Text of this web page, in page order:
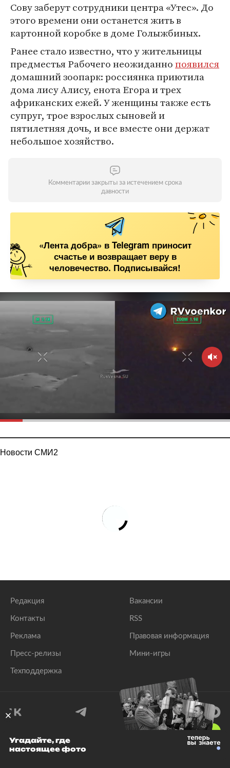
Сову заберут сотрудники центра «Утес». До
этого времени они останется жить в
картонной коробке в доме Голыжбиных.
Ранее стало известно, что у жительницы
предместья Рабочего неожиданнопоявился
домашний зоопарк: россиянка приютила
дома лису Алису, енота Егора и трех
африканских ежей. У женщины также есть
супруг, трое взрослых сыновей и
пятилетняя дочь, и все вместе они держат
небольшое хозяйство.
Комментарии закрыты за истечением срока
давности
«Лента добра» в Telegram приносит
счастье и возвращает веру в
человечество. Подписывайся!
Новости СМИ2
Редакция
Контакты
Реклама
Пресс-релизы
Техподдержка
Вакансии
RSS
Правовая информация
Мини-игры
© 1999–2026 Все права защищены.
Угадайте, где
настоящее фото